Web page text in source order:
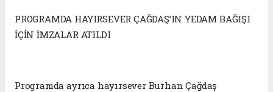
PROGRAMDA HAYIRSEVER ÇAĞDAŞ’IN YEDAM BAĞIŞI
İÇİN İMZALAR ATILDI
Programda ayrıca hayırsever Burhan Çağdaş